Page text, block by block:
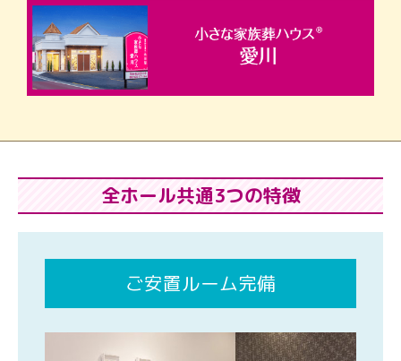
全ホール共通3つの特徴
ご安置ルーム完備